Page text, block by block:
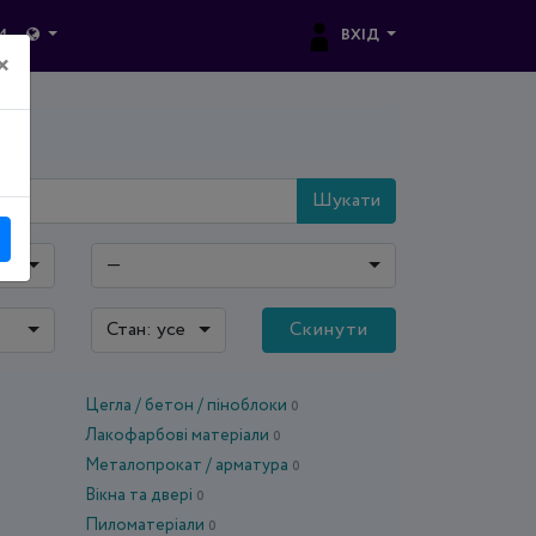
ВХІД
Шукати
—
Стан: усе Скинути
Цегла / бетон / піноблоки 0
Лакофарбові матеріали 0
Металопрокат / арматура 0
Вікна та двері 0
Пиломатеріали 0